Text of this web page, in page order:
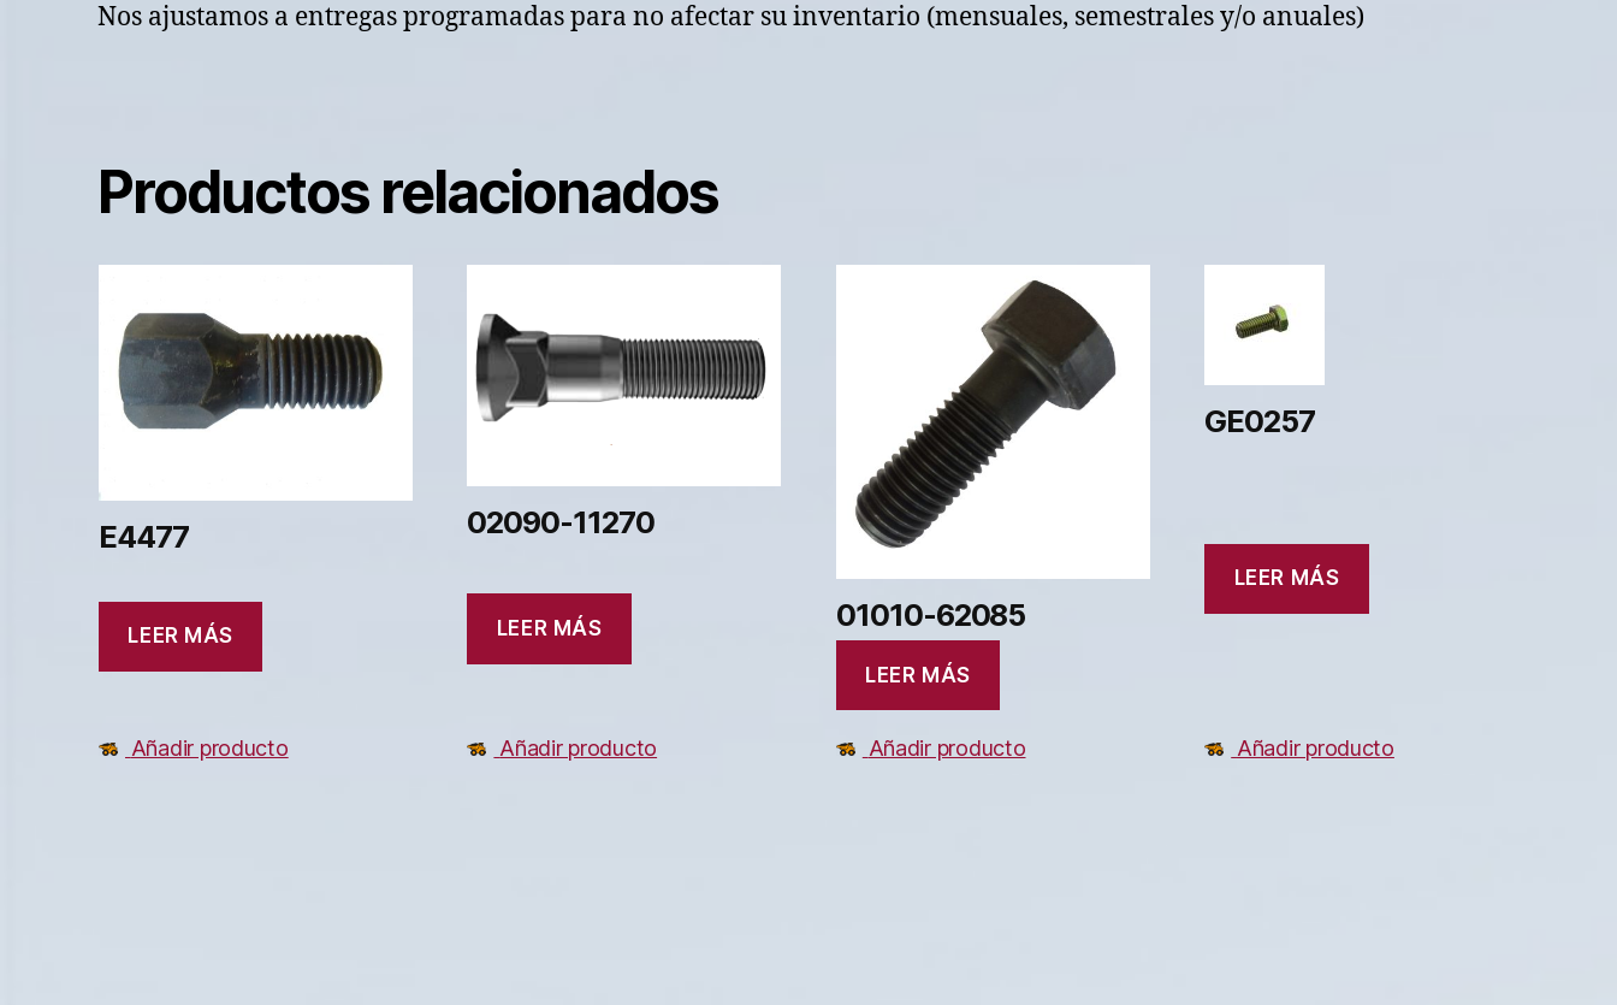
Nos ajustamos a entregas programadas para no afectar su inventario (mensuales, semestrales y/o anuales)
Productos relacionados
E4477
LEER MÁS
Añadir producto
02090-11270
LEER MÁS
Añadir producto
01010-62085
LEER MÁS
Añadir producto
GE0257
LEER MÁS
Añadir producto